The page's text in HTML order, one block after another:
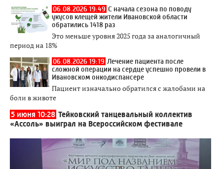
06.08.2026 19:49 С начала сезона по поводу
укусов клещей жители Ивановской области
обратились 1418 раз
Это меньше уровня 2025 года за аналогичный
период на 18%
06.08.2026 19:19 Лечение пациента после
сложной операции на сердце успешно провели в
Ивановском онкодиспансере
Пациент изначально обратился с жалобами на
боли в животе
5 июня 10:28 Тейковский танцевальный коллектив
«Ассоль» выиграл на Всероссийском фестивале